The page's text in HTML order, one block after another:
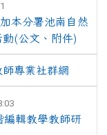
本分署池南自然
(公文、附件)
專業社群網
輯教學教師研